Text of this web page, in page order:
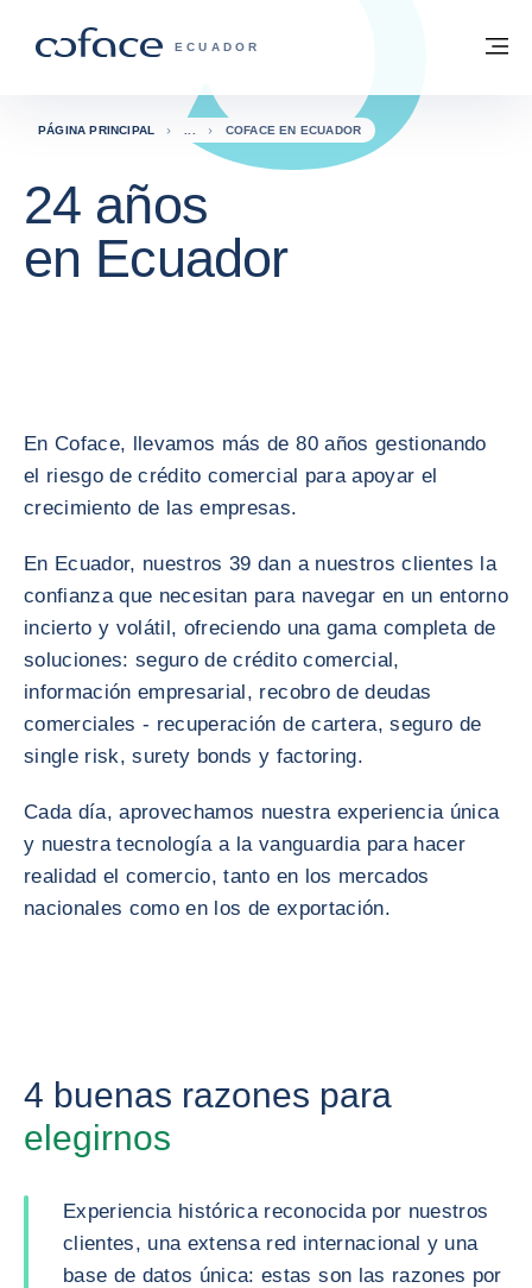
COFACE - FOR TRADE
ECUADOR
Volver a la página principal
PÁGINA PRINCIPAL COFACE EN ECUADOR
24 años
en Ecuador
En Coface, llevamos más de 80 años gestionando
el riesgo de crédito comercial para apoyar el
crecimiento de las empresas.
En Ecuador, nuestros 39 dan a nuestros clientes la
confianza que necesitan para navegar en un entorno
incierto y volátil, ofreciendo una gama completa de
soluciones: seguro de crédito comercial,
información empresarial, recobro de deudas
comerciales - recuperación de cartera, seguro de
single risk, surety bonds y factoring.
Cada día, aprovechamos nuestra experiencia única
y nuestra tecnología a la vanguardia para hacer
realidad el comercio, tanto en los mercados
nacionales como en los de exportación.
4 buenas razones para
elegirnos
Experiencia histórica reconocida por nuestros
clientes, una extensa red internacional y una
base de datos única: estas son las razones por